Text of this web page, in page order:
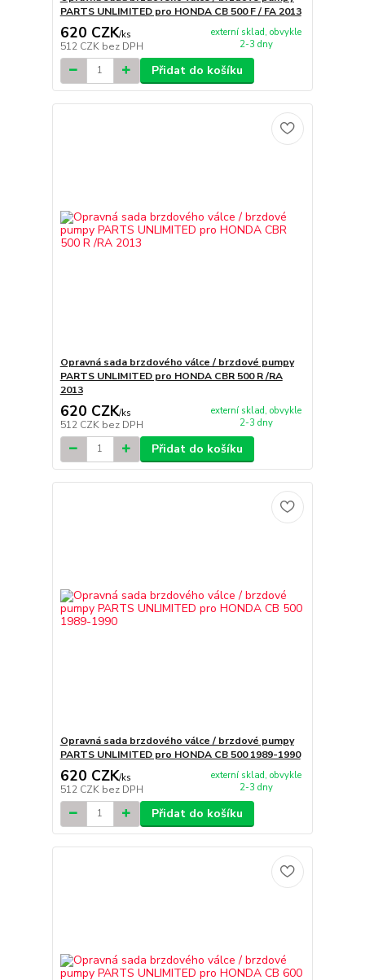
PARTS UNLIMITED pro HONDA CB 500 F / FA 2013
620 CZK/ks
512 CZK bez DPH
externí sklad, obvykle
2-3 dny
Přidat do košíku
Opravná sada brzdového válce / brzdové pumpy
PARTS UNLIMITED pro HONDA CBR 500 R /RA
2013
620 CZK/ks
512 CZK bez DPH
externí sklad, obvykle
2-3 dny
Přidat do košíku
Opravná sada brzdového válce / brzdové pumpy
PARTS UNLIMITED pro HONDA CB 500 1989-1990
620 CZK/ks
512 CZK bez DPH
externí sklad, obvykle
2-3 dny
Přidat do košíku